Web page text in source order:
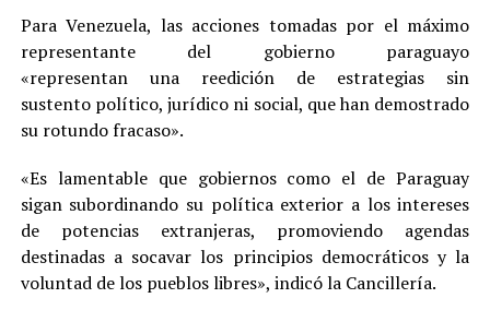
Para Venezuela, las acciones tomadas por el máximo
representante del gobierno paraguayo
«representan una reedición de estrategias sin
sustento político, jurídico ni social, que han demostrado
su rotundo fracaso».
«Es lamentable que gobiernos como el de Paraguay
sigan subordinando su política exterior a los intereses
de potencias extranjeras, promoviendo agendas
destinadas a socavar los principios democráticos y la
voluntad de los pueblos libres», indicó la Cancillería.